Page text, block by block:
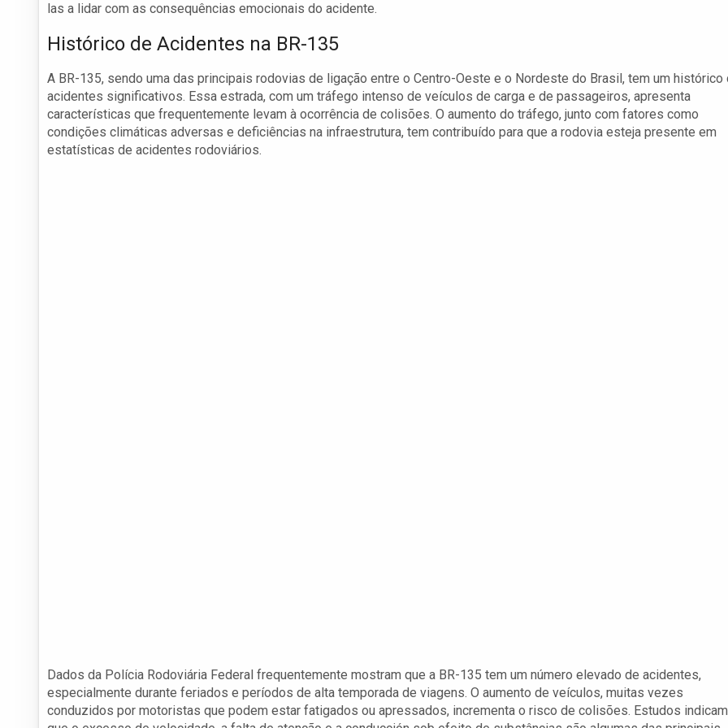
las a lidar com as consequências emocionais do acidente.
Histórico de Acidentes na BR-135
A BR-135, sendo uma das principais rodovias de ligação entre o Centro-Oeste e o Nordeste do Brasil, tem um histórico
acidentes significativos. Essa estrada, com um tráfego intenso de veículos de carga e de passageiros, apresenta
características que frequentemente levam à ocorrência de colisões. O aumento do tráfego, junto com fatores como
condições climáticas adversas e deficiências na infraestrutura, tem contribuído para que a rodovia esteja presente em
estatísticas de acidentes rodoviários.
Dados da Polícia Rodoviária Federal frequentemente mostram que a BR-135 tem um número elevado de acidentes,
especialmente durante feriados e períodos de alta temporada de viagens. O aumento de veículos, muitas vezes
conduzidos por motoristas que podem estar fatigados ou apressados, incrementa o risco de colisões. Estudos indicam